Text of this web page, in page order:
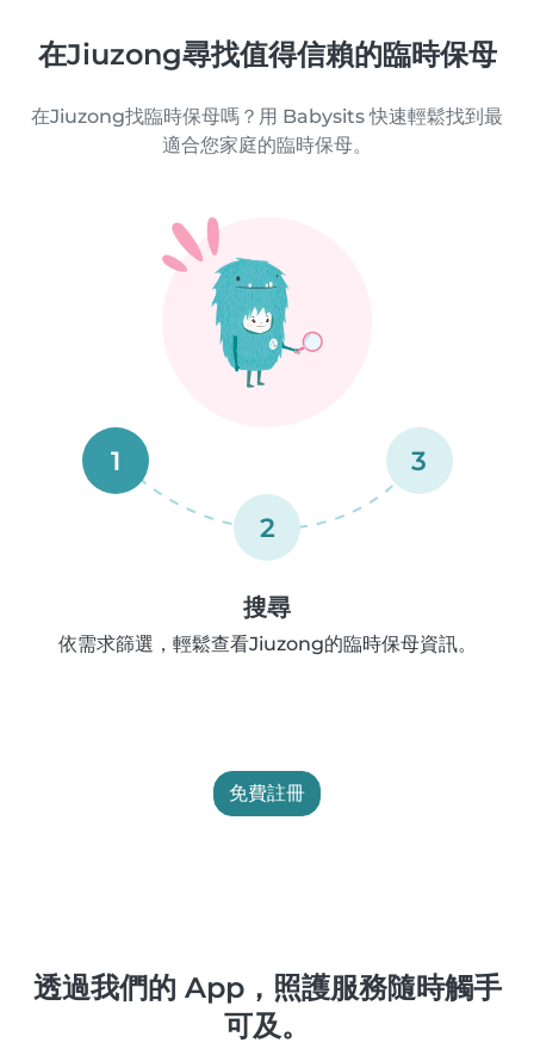
在Jiuzong尋找值得信賴的臨時保母
在Jiuzong找臨時保母嗎？用 Babysits 快速輕鬆找到最
適合您家庭的臨時保母。
1
2
3
搜尋
依需求篩選，輕鬆查看Jiuzong的臨時保母資訊。
免費註冊
透過我們的 App，照護服務隨時觸手
可及。